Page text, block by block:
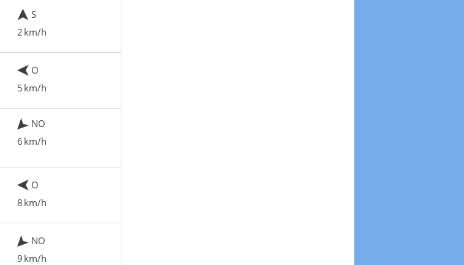
S
2 km/h
O
5 km/h
NO
6 km/h
O
8 km/h
NO
9 km/h